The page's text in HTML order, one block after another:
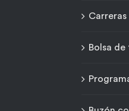
Carreras
Bolsa